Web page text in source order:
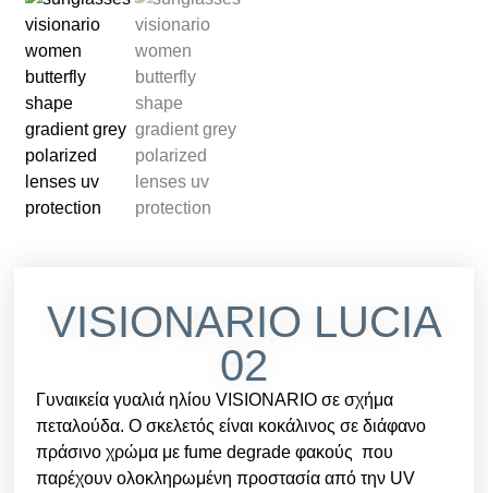
VISIONARIO LUCIA
02
Γυναικεία γυαλιά ηλίου VISIONARIO σε σχήμα
πεταλούδα. Ο σκελετός είναι κοκάλινος σε διάφανο
πράσινο χρώμα με fume degrade φακούς που
παρέχουν ολοκληρωμένη προστασία από την UV